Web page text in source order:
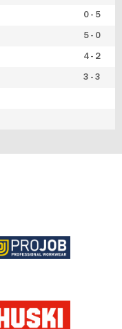
0 - 5
5 - 0
4 - 2
3 - 3